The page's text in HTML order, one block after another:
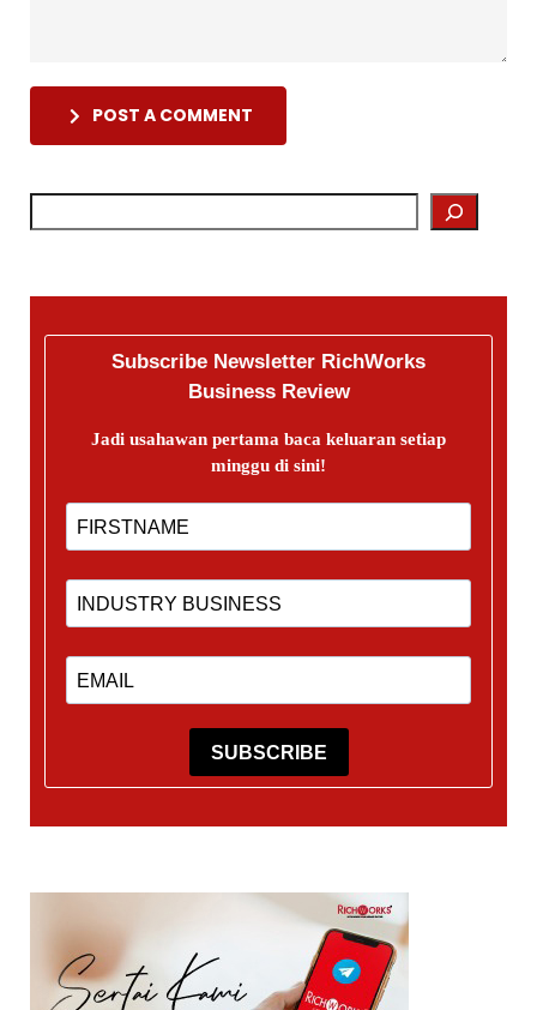
POST A COMMENT
Subscribe Newsletter RichWorks
Business Review
Jadi usahawan pertama baca keluaran setiap
minggu di sini!
SUBSCRIBE